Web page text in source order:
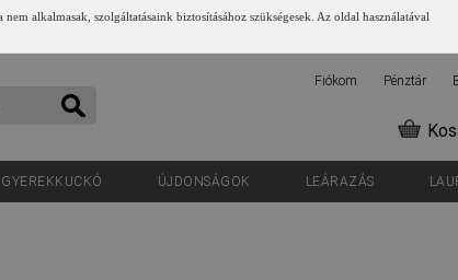
alkalmasak, szolgáltatásaink biztosításához szükségesek. Az oldal használatával
Fiókom Pénztár
GYEREKKUCKÓ ÚJDONSÁGOK LEÁRAZÁS